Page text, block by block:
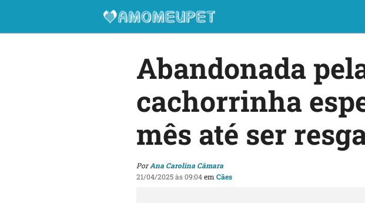
Abandonada
cachorrinha
mês até ser
PorAna Carolina Câmara
21/04/2025 às 09:04em Cães